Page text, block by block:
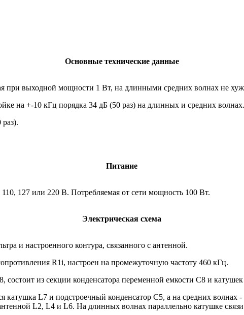
Основные технические данные
при выходной мощности 1 Вт, на длинными средних волнах не
на +-10 кГц порядка 34 дБ (50 раз) на длинных и средних волнах.
раз).
Питание
127 или 220 В. Потребляемая от сети мощность 100 Вт.
Электрическая схема
и настроенного контура, связанного с антенной.
R1i, настроен на промежуточную частоту 460 кГц.
из секции конденсатора переменной емкости С8 и
катушка L7 и подстроечный конденсатор C5, а на средних
L2, L4 и L6. На длинных волнах параллельно катушке